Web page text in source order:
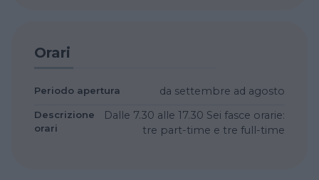
Orari
Periodo apertura da settembre ad agosto
Descrizione
orari
Dalle 7.30 alle 17.30 Sei fasce orarie:
tre part-time e tre full-time